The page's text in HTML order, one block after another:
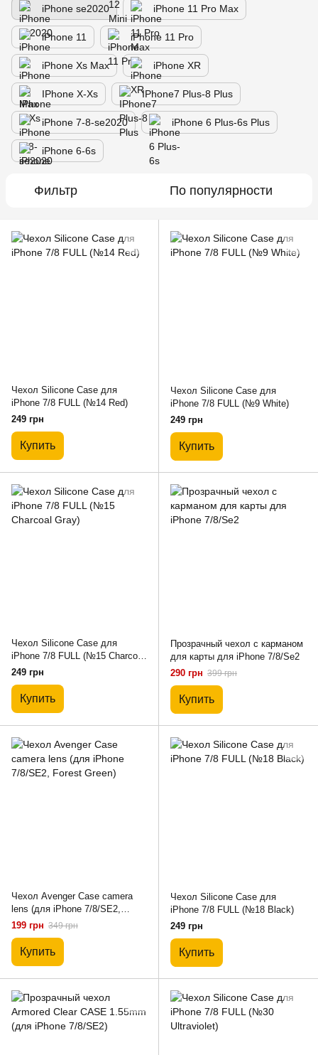
iPhone se2020 iPhone 11 Pro Max
iPhone 11 iPhone 11 Pro
iPhone Xs Max iPhone XR
IPhone X-Xs IPhone7 Plus-8 Plus
iPhone 7-8-se2020 iPhone 6 Plus-6s Plus
iPhone 6-6s
Фильтр По популярности
Чехол Silicone Case для
iPhone 7/8 FULL (№14 Red)
249 грн
Купить
Чехол Silicone Case для
iPhone 7/8 FULL (№9 White)
249 грн
Купить
Чехол Silicone Case для
iPhone 7/8 FULL (№15 Charcoal
Gray)
249 грн
Купить
Прозрачный чехол с карманом
для карты для iPhone 7/8/Se2
290 грн 399 грн
Купить
Чехол Avenger Case camera
lens (для iPhone 7/8/SE2,
Forest Green)
199 грн 349 грн
Купить
Чехол Silicone Case для
iPhone 7/8 FULL (№18 Black)
249 грн
Купить